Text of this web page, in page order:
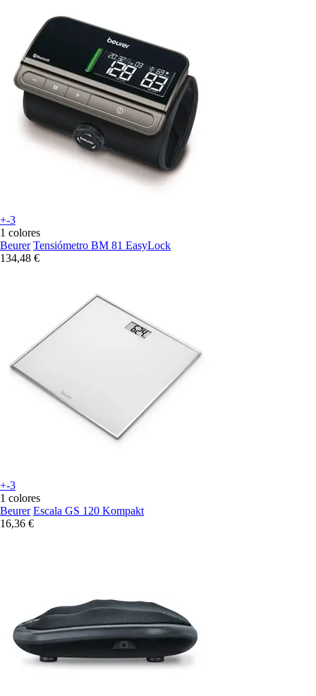
+-3
1 colores
Beurer Tensiómetro BM 81 EasyLock
134,48 €
+-3
1 colores
Beurer Escala GS 120 Kompakt
16,36 €